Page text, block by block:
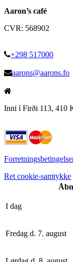
Aaron’s café
CVR: 568902
+298 517000
aarons@aarons.fo
Inni í Firði 113, 410
Ret cookie-samtykke
I dag
Fredag d. 7. august